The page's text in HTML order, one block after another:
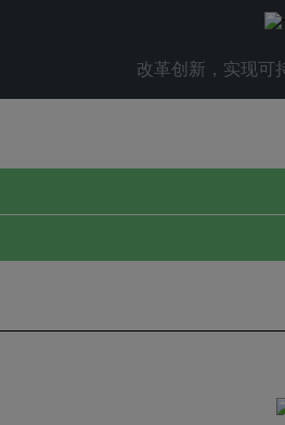
改革创新，实现可